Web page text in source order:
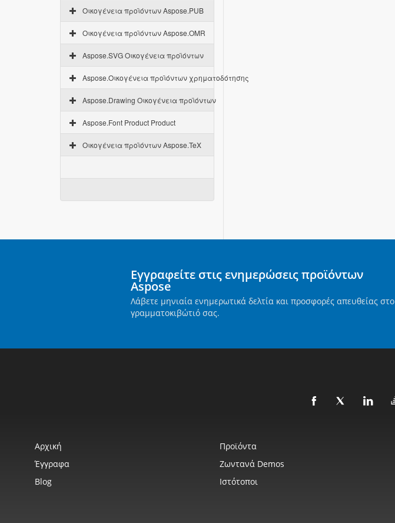
Οικογένεια προϊόντων Aspose.PUB
Οικογένεια προϊόντων Aspose.OMR
Aspose.SVG Οικογένεια προϊόντων
Aspose.Οικογένεια προϊόντων χρηματοδότησης
Aspose.Drawing Οικογένεια προϊόντων
Aspose.Font Product Product
Οικογένεια προϊόντων Aspose.TeX
Εγγραφείτε στις ενημερώσεις προϊόντων
Aspose
Λάβετε μηνιαία ενημερωτικά δελτία και προσφορές απευθείας στο
γραμματοκιβώτιό σας.
Αρχική Προϊόντα
Έγγραφα
Ζωντανά Demos
Blog
Ιστότοποι